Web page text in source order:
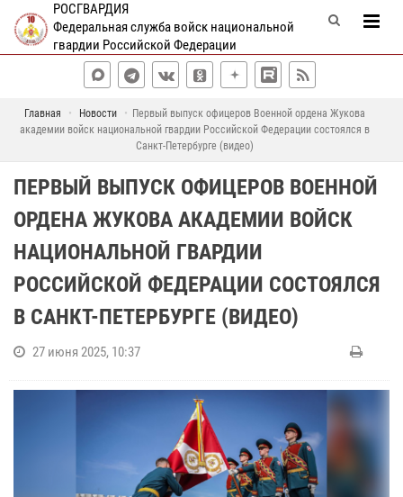
РОСГВАРДИЯ
Федеральная служба войск национальной
гвардии Российской Федерации
Главная Новости
Первый выпуск офицеров Военной ордена Жукова
академии войск национальной гвардии Российской Федерации состоялся в
Санкт-Петербурге (видео)
ПЕРВЫЙ ВЫПУСК ОФИЦЕРОВ ВОЕННОЙ
ОРДЕНА ЖУКОВА АКАДЕМИИ ВОЙСК
НАЦИОНАЛЬНОЙ ГВАРДИИ
РОССИЙСКОЙ ФЕДЕРАЦИИ СОСТОЯЛСЯ
В САНКТ-ПЕТЕРБУРГЕ (ВИДЕО)
27 июня 2025, 10:37